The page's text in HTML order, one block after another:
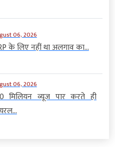
06, 2026
के लिए नहीं था अलगाव का...
06, 2026
मिलियन व्यूज पार करते ही